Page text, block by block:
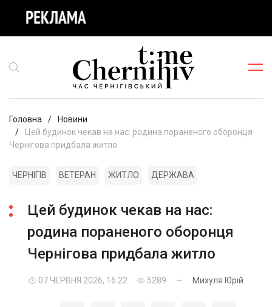
Головна
Новини
Цей будинок чекав на нас: родина пораненого оборонця
Чернігова придбала житло
ЧЕРНІГІВ ВЕТЕРАН ЖИТЛО ДЕРЖАВА
Цей будинок чекав на нас:
родина пораненого оборонця
Чернігова придбала житло
07 ЧЕРВНЯ 2026, 16:22 5289 — Михуля Юрій